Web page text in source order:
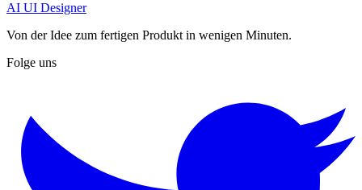
AI UI Designer
Von der Idee zum fertigen Produkt in wenigen Minuten.
Folge uns